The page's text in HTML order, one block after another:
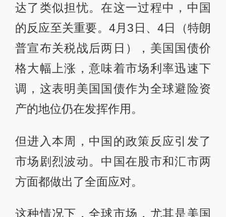
达了类似担忧。在这一过程中，中国
的反应至关重要。4月3日、4日（特朗
普宣布关税战后两日），美国国债价
格大幅上涨，意味着市场利率迅速下
调，这表明美国国债作为全球避险资
产的地位仍在发挥作用。
但进入本周，中国的政策反应引发了
市场剧烈波动。中国在股市和汇市两
方面都做出了全面应对。
这种情况下，全球市场，尤其是美国